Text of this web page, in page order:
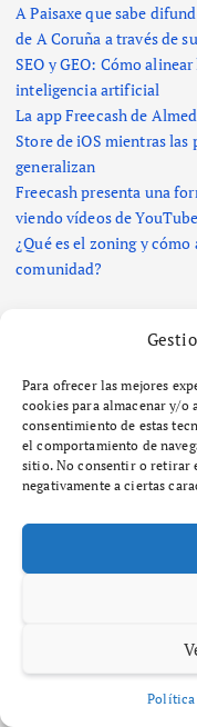
Para ofrecer las mejores
cookies para almacenar y/
consentimiento de estas
el comportamiento de
sitio. No consentir o retirar
negativamente a ciertas
Política
A Paisaxe que sabe
de A Coruña a través de
SEO y GEO: Cómo
inteligencia artificial
La app Freecash de
Store de iOS mientras las
generalizan
Freecash presenta una
viendo vídeos de YouTube
¿Qué es el zoning y
comunidad?
Comentarios
No hay comentarios que
Categorías
Comercio, Empresa y
Economía, Hacienda e